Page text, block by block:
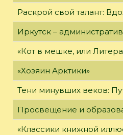
Раскрой свой талант:
Иркутск –
«Кот в мешке, или
«Хозяин Арктики»
Тени минувших веков:
Просвещение и
«Классики книжной